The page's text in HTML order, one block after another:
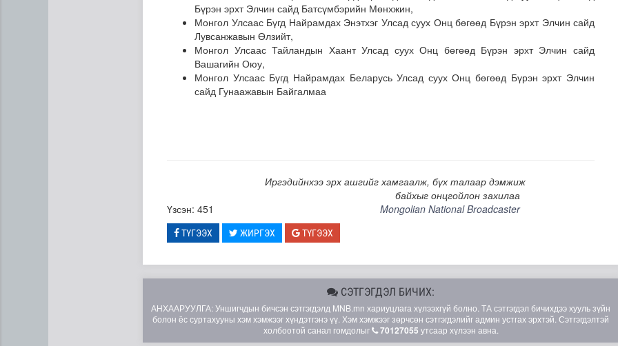
Энхтайваны гүүрний баруун талын туслах замд хучилт хийнэ
Бүрэн эрхт Элчин сайд Батсүмбэрийн Мөнхжин,
Монгол Улсаас Бүгд Найрамдах Энэтхэг Улсад суух Онц бөгөөд Бүрэн эрхт Элчин сайд
Лувсанжавын Өлзийт,
Монгол Улсаас Тайландын Хаант Улсад суух Онц бөгөөд Бүрэн эрхт Элчин сайд
Вашагийн Оюу,
Монгол Улсаас Бүгд Найрамдах Беларусь Улсад суух Онц бөгөөд Бүрэн эрхт Элчин
сайд Гунаажавын Байгалмаа
Иргэдийнхээ эрх ашгийг хамгаалж, бүх талаар дэмжиж
байхыг онцгойлон захилаа
Үзсэн: 451
Mongolian National Broadcaster
ТҮГЭЭХ ЖИРГЭХ ТҮГЭЭХ
СЭТГЭГДЭЛ БИЧИХ:
АНХААРУУЛГА: Уншигчдын бичсэн сэтгэгдэлд MNB.mn хариуцлага хүлээхгүй болно. ТА сэтгэгдэл бичихдээ хууль зүйн
болон ёс суртахууны хэм хэмжээг хүндэтгэнэ үү. Хэм хэмжээг зөрчсөн сэтгэгдэлийг админ устгах эрхтэй. Сэтгэгдэлтэй
холбоотой санал гомдолыг
70127055 утсаар хүлээн авна.